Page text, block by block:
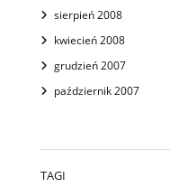
sierpień 2008
kwiecień 2008
grudzień 2007
październik 2007
TAGI